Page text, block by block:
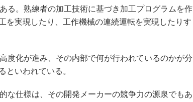
メイドインジャパン
植物工場
新型コロナへの対応
る。熟練者の加工技術に基づき加工プログラムを作
を実現したり、工作機械の連続運転を実現したりす
度化が進み、その内部で何が行われているのかが分
といわれている。
な仕様は、その開発メーカーの競争力の源泉でもあ